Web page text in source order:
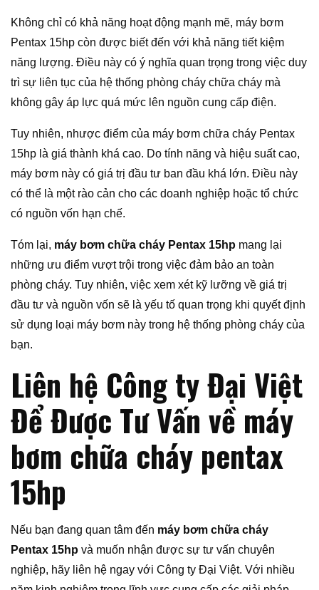
Không chỉ có khả năng hoạt động mạnh mẽ, máy bơm
Pentax 15hp còn được biết đến với khả năng tiết kiệm
năng lượng. Điều này có ý nghĩa quan trọng trong việc duy
trì sự liên tục của hệ thống phòng cháy chữa cháy mà
không gây áp lực quá mức lên nguồn cung cấp điện.
Tuy nhiên, nhược điểm của máy bơm chữa cháy Pentax
15hp là giá thành khá cao. Do tính năng và hiệu suất cao,
máy bơm này có giá trị đầu tư ban đầu khá lớn. Điều này
có thể là một rào cản cho các doanh nghiệp hoặc tổ chức
có nguồn vốn hạn chế.
Tóm lại, máy bơm chữa cháy Pentax 15hp mang lại
những ưu điểm vượt trội trong việc đảm bảo an toàn
phòng cháy. Tuy nhiên, việc xem xét kỹ lưỡng về giá trị
đầu tư và nguồn vốn sẽ là yếu tố quan trọng khi quyết định
sử dụng loại máy bơm này trong hệ thống phòng cháy của
bạn.
Liên hệ Công ty Đại Việt
Để Được Tư Vấn về máy
bơm chữa cháy pentax
15hp
Nếu bạn đang quan tâm đến máy bơm chữa cháy
Pentax 15hp và muốn nhận được sự tư vấn chuyên
nghiệp, hãy liên hệ ngay với Công ty Đại Việt. Với nhiều